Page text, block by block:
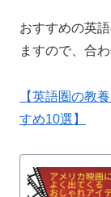
おすすめの英
ますので、合
【英語圏の教
すめ10選】